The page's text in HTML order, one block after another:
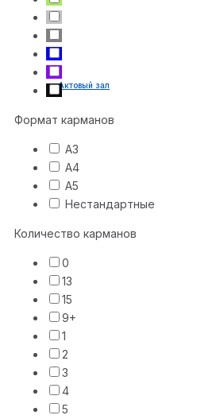
Актовый зал
Формат карманов
А3
А4
А5
Нестандартные
Количество карманов
0
13
15
9+
1
2
3
4
5